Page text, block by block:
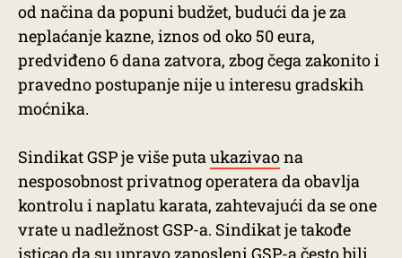
od načina da popuni budžet, budući da je za
neplaćanje kazne, iznos od oko 50 eura,
predviđeno 6 dana zatvora, zbog čega zakonito i
pravedno postupanje nije u interesu gradskih
moćnika.
Sindikat GSP je više putaukazivaona
nesposobnost privatnog operatera da obavlja
kontrolu i naplatu karata, zahtevajući da se one
vrate u nadležnost GSP-a. Sindikat je takođe
isticao da su upravo zaposleni GSP-a često bili